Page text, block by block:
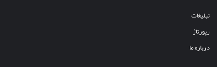
تبلیغات
رپورتاژ
درباره ما